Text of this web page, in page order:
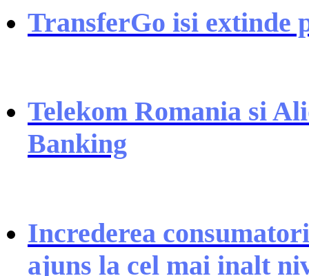
TransferGo isi extinde
Telekom Romania si
Banking
Increderea
ajuns la cel mai inalt